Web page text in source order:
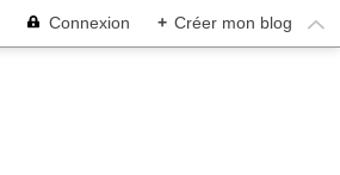
Connexion + Créer mon blog